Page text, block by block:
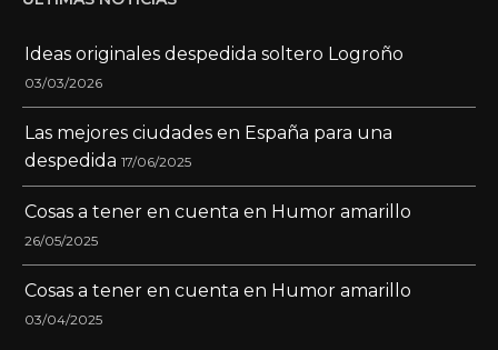
Ideas originales despedida soltero Logroño
03/03/2026
Las mejores ciudades en España para una
despedida 17/06/2025
Cosas a tener en cuenta en Humor amarillo
26/05/2025
Cosas a tener en cuenta en Humor amarillo
03/04/2025